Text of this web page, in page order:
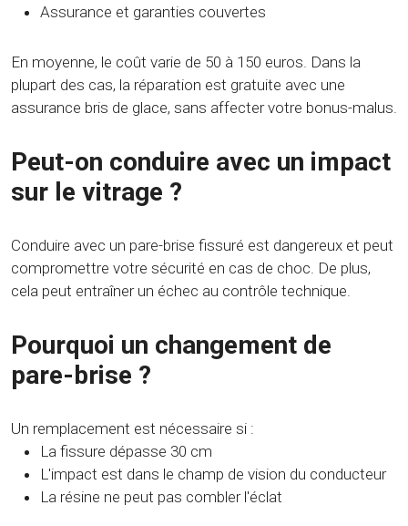
Assurance et garanties couvertes
En moyenne, le coût varie de 50 à 150 euros. Dans la
plupart des cas, la réparation est gratuite avec une
assurance bris de glace, sans affecter votre bonus-malus.
Peut-on conduire avec un impact
sur le vitrage ?
Conduire avec un pare-brise fissuré est dangereux et peut
compromettre votre sécurité en cas de choc. De plus,
cela peut entraîner un échec au contrôle technique.
Pourquoi un changement de
pare-brise ?
Un remplacement est nécessaire si :
La fissure dépasse 30 cm
L'impact est dans le champ de vision du conducteur
La résine ne peut pas combler l'éclat